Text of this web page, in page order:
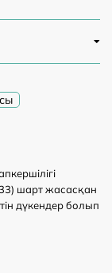
шарт жасасқан
дүкендер болып